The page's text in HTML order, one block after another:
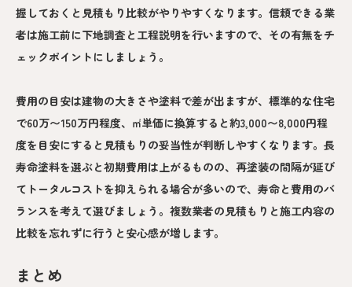
握しておくと見積もり比較がやりやすくなります。信頼できる業
者は施工前に下地調査と工程説明を行いますので、その有無をチ
ェックポイントにしましょう。
費用の目安は建物の大きさや塗料で差が出ますが、標準的な住宅
で60万〜150万円程度、㎡単価に換算すると約3,000〜8,000円程
度を目安にすると見積もりの妥当性が判断しやすくなります。長
寿命塗料を選ぶと初期費用は上がるものの、再塗装の間隔が延び
てトータルコストを抑えられる場合が多いので、寿命と費用のバ
ランスを考えて選びましょう。複数業者の見積もりと施工内容の
比較を忘れずに行うと安心感が増します。
まとめ